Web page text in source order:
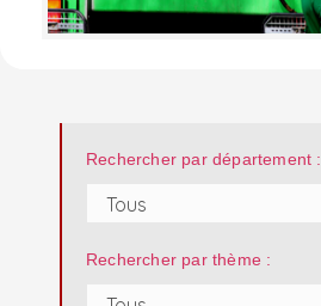
Rechercher par département :
Rechercher par thème :